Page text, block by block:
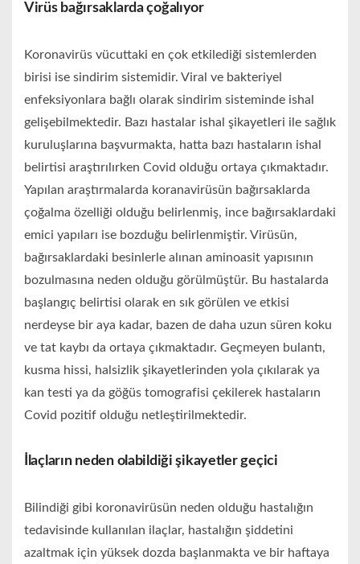
Virüs bağırsaklarda çoğalıyor
Koronavirüs vücuttaki en çok etkilediği sistemlerden
birisi ise sindirim sistemidir. Viral ve bakteriyel
enfeksiyonlara bağlı olarak sindirim sisteminde ishal
gelişebilmektedir. Bazı hastalar ishal şikayetleri ile sağlık
kuruluşlarına başvurmakta, hatta bazı hastaların ishal
belirtisi araştırılırken Covid olduğu ortaya çıkmaktadır.
Yapılan araştırmalarda koranavirüsün bağırsaklarda
çoğalma özelliği olduğu belirlenmiş, ince bağırsaklardaki
emici yapıları ise bozduğu belirlenmiştir. Virüsün,
bağırsaklardaki besinlerle alınan aminoasit yapısının
bozulmasına neden olduğu görülmüştür. Bu hastalarda
başlangıç belirtisi olarak en sık görülen ve etkisi
nerdeyse bir aya kadar, bazen de daha uzun süren koku
ve tat kaybı da ortaya çıkmaktadır. Geçmeyen bulantı,
kusma hissi, halsizlik şikayetlerinden yola çıkılarak ya
kan testi ya da göğüs tomografisi çekilerek hastaların
Covid pozitif olduğu netleştirilmektedir.
İlaçların neden olabildiği şikayetler geçici
Bilindiği gibi koronavirüsün neden olduğu hastalığın
tedavisinde kullanılan ilaçlar, hastalığın şiddetini
azaltmak için yüksek dozda başlanmakta ve bir haftaya